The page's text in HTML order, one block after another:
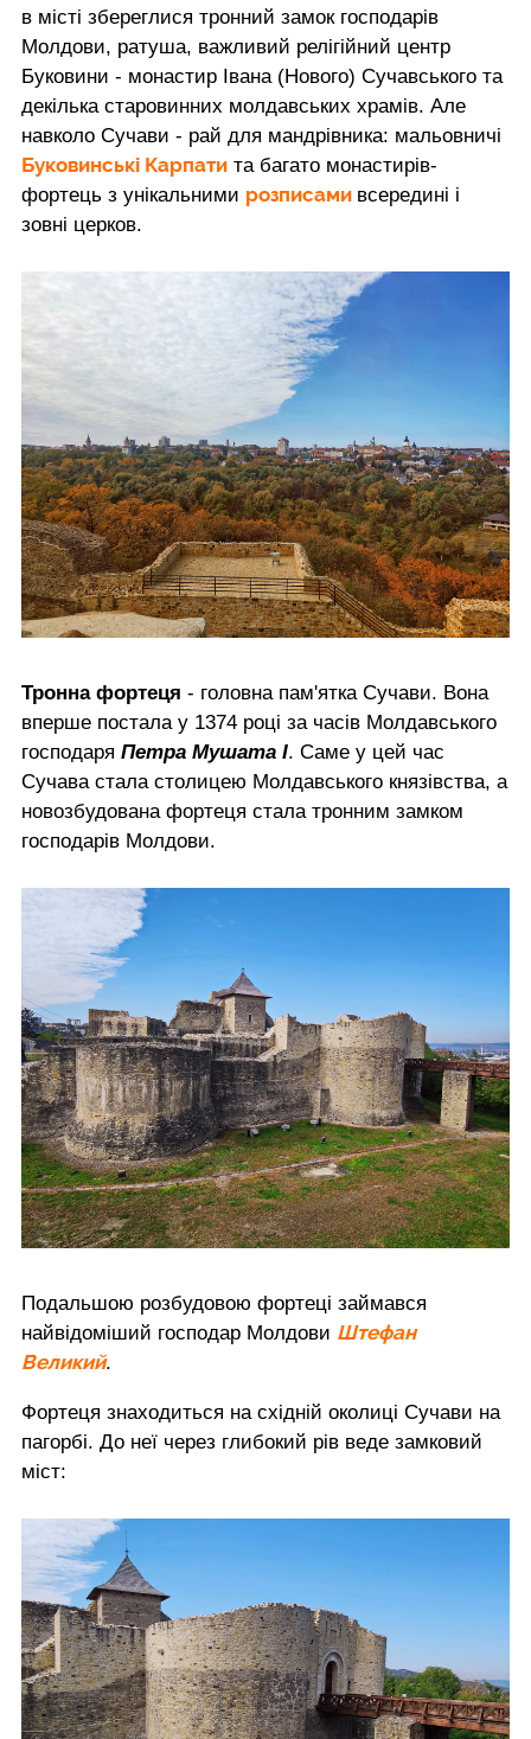
в місті збереглися тронний замок господарів
Молдови, ратуша, важливий релігійний центр
Буковини - монастир Івана (Нового) Сучавського та
декілька старовинних молдавських храмів. Але
навколо Сучави - рай для мандрівника: мальовничі
Буковинські Карпати та багато монастирів-
фортець з унікальними розписами всередині і
зовні церков.
Тронна фортеця - головна пам'ятка Сучави. Вона
вперше постала у 1374 році за часів Молдавського
господаря Петра Мушата І. Саме у цей час
Сучава стала столицею Молдавського князівства, а
новозбудована фортеця стала тронним замком
господарів Молдови.
Подальшою розбудовою фортеці займався
найвідоміший господар Молдови Штефан
Великий.
Фортеця знаходиться на східній околиці Сучави на
пагорбі. До неї через глибокий рів веде замковий
міст: